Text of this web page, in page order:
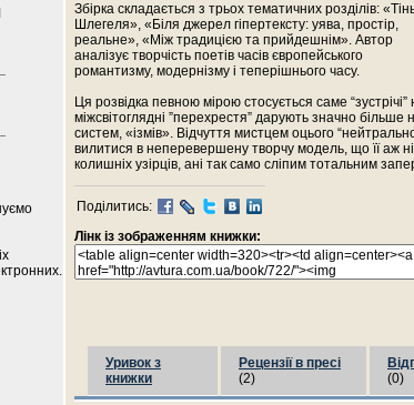
Збірка складається з трьох тематичних розділів:
Шлегеля», «Біля джерел гіпертексту: уява, простір,
реальне», «Між традицією та прийдешнім». Автор
аналізує творчість поетів часів європейського
романтизму, модернізму і теперішнього часу.
Ця розвідка певною мірою стосується саме
міжсвітоглядні ”перехрестя” дарують значно більше
систем, «ізмів». Відчуття мистцем оцього
вилитися в неперевершену творчу модель, що її аж
колишніх узірців, ані так само сліпим тотальним
Поділитись:
Лінк із зображенням книжки:
Уривок з
книжки
Рецензії в пресі
(2)
(0)